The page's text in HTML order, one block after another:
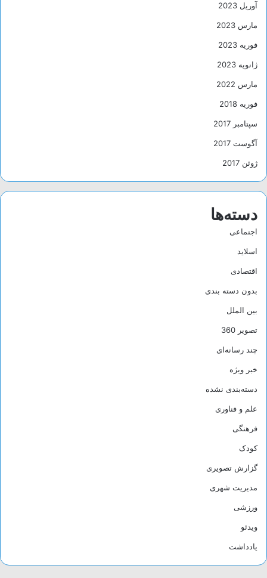
آوریل 2023
مارس 2023
فوریه 2023
ژانویه 2023
مارس 2022
فوریه 2018
سپتامبر 2017
آگوست 2017
ژوئن 2017
دسته‌ها
اجتماعی
اسلاید
اقتصادی
بدون دسته بندی
بین الملل
تصویر 360
چند رسانه‌ای
خبر ویژه
دسته‌بندی نشده
علم و فناوری
فرهنگی
کودک
گزارش تصویری
مدیریت شهری
ورزشی
ویدئو
یادداشت